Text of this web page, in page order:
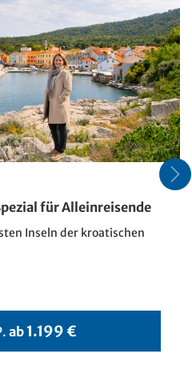
- Visby
für Alleinreisende
Inseln der kroatischen
ab 1.199 €